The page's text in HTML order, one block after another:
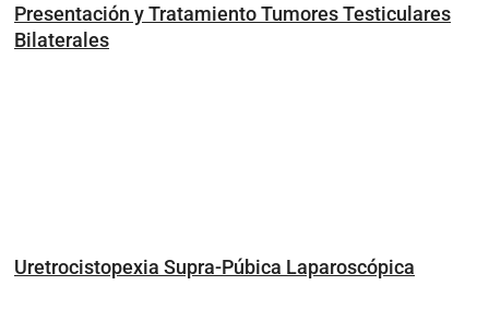
Presentación y Tratamiento Tumores Testiculares
Bilaterales
Uretrocistopexia Supra-Púbica Laparoscópica